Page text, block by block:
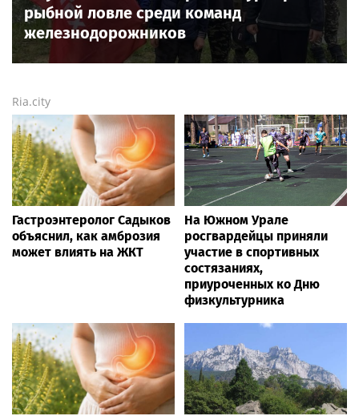
рыбной ловле среди команд
железнодорожников
Ria.city
Гастроэнтеролог Садыков
объяснил, как амброзия
может влиять на ЖКТ
На Южном Урале
росгвардейцы приняли
участие в спортивных
состязаниях,
приуроченных ко Дню
физкультурника